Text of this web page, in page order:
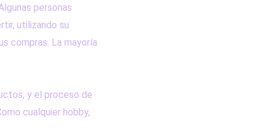
personas
utilizando su
compras. La mayoría
y el proceso de
cualquier hobby,